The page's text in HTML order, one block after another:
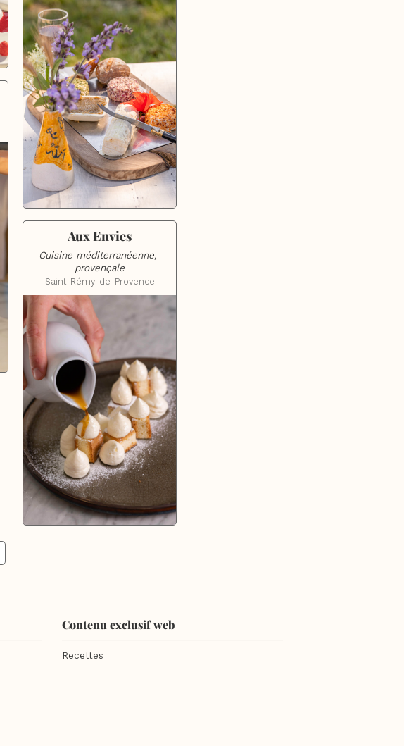
Aux Envies
Cuisine méditerranéenne,
provençale
Saint-Rémy-de-Provence
Contenu exclusif web
Recettes